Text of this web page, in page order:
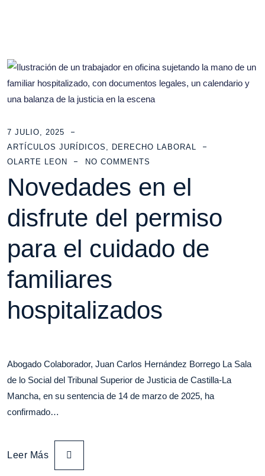
7 JULIO, 2025
ARTÍCULOS JURÍDICOS , DERECHO LABORAL
OLARTE LEON
NO COMMENTS
Novedades en el
disfrute del permiso
para el cuidado de
familiares
hospitalizados
Abogado Colaborador, Juan Carlos Hernández Borrego La Sala
de lo Social del Tribunal Superior de Justicia de Castilla-La
Mancha, en su sentencia de 14 de marzo de 2025, ha
confirmado…
Leer Más